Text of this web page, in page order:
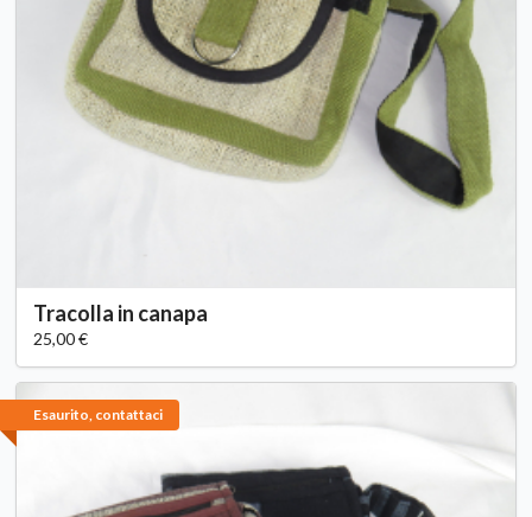
Tracolla in canapa
25,00 €
Esaurito, contattaci